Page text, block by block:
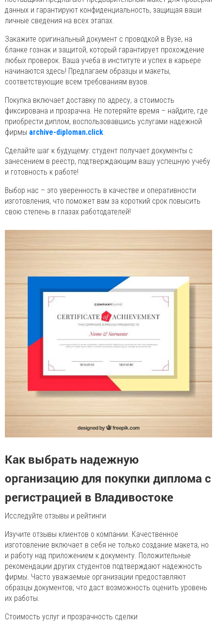
данных и гарантируют конфиденциальность, защищая ваши
личные сведения на всех этапах.
Закажите оригинальный документ с проводкой в Вузе, на
бланке гознак и защитой, который гарантирует прохождение
любых проверок. Ваша учеба в институте и успех в карьере
начинаются здесь! Предлагаем образцы и макеты,
соответствующие всем требованиям вузов.
Покупка включает доставку по адресу, а стоимость
фиксирована и прозрачна. Не потеряйте время – найдите, где
приобрести диплом, воспользовавшись услугами надежной
фирмы archive-diploman.click.
Сделайте шаг к будущему: студент получает документы с
занесением в реестр, подтверждающим вашу успешную учебу
и готовность к работе!
Выбор нас – это уверенность в качестве и оперативности
изготовления, что поможет вам за короткий срок повысить
свою степень в глазах работодателей!
Как выбрать надежную
организацию для покупки диплома с
регистрацией в Владивостоке
Исследуйте отзывы и рейтинги
Изучите отзывы клиентов о компании. Качественное
изготовление включает в себя не только создание макета, но
и работу над приложением к документу. Положительные
рекомендации других студентов подтверждают надежность
фирмы. Часто уважаемые организации предоставляют
образцы документов, что даст возможность оценить уровень
их работы.
Стоимость услуг и прозрачность сделки